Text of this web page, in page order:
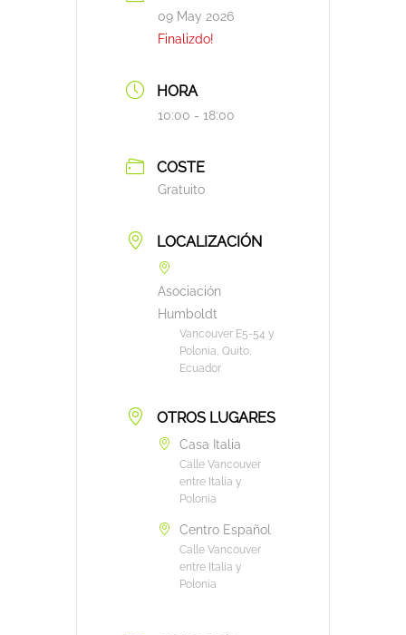
09 May 2026
Finalizdo!
HORA
10:00 - 18:00
COSTE
Gratuito
LOCALIZACIÓN
Asociación
Humboldt
Vancouver E5-54 y
Polonia, Quito,
Ecuador
OTROS LUGARES
Casa Italia
Calle Vancouver
entre Italia y
Polonia
Centro Español
Calle Vancouver
entre Italia y
Polonia